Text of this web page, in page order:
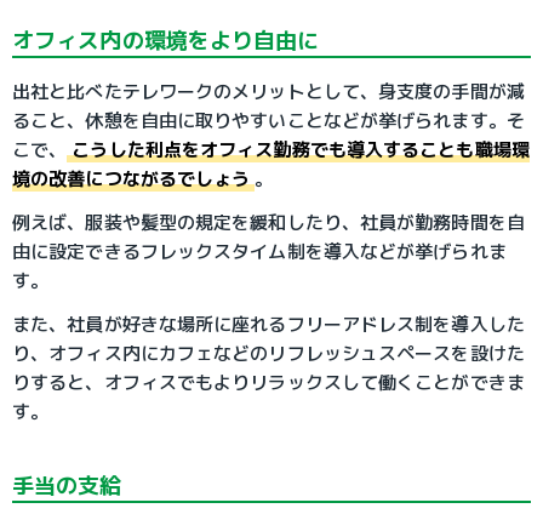
オフィス内の環境をより自由に
出社と比べたテレワークのメリットとして、身支度の手間が減
ること、休憩を自由に取りやすいことなどが挙げられます。そ
こで、こうした利点をオフィス勤務でも導入することも職場環
境の改善につながるでしょう 。
例えば、服装や髪型の規定を緩和したり、社員が勤務時間を自
由に設定できるフレックスタイム制を導入などが挙げられま
す。
また、社員が好きな場所に座れるフリーアドレス制を導入した
り、オフィス内にカフェなどのリフレッシュスペースを設けた
りすると、オフィスでもよりリラックスして働くことができま
す。
手当の支給